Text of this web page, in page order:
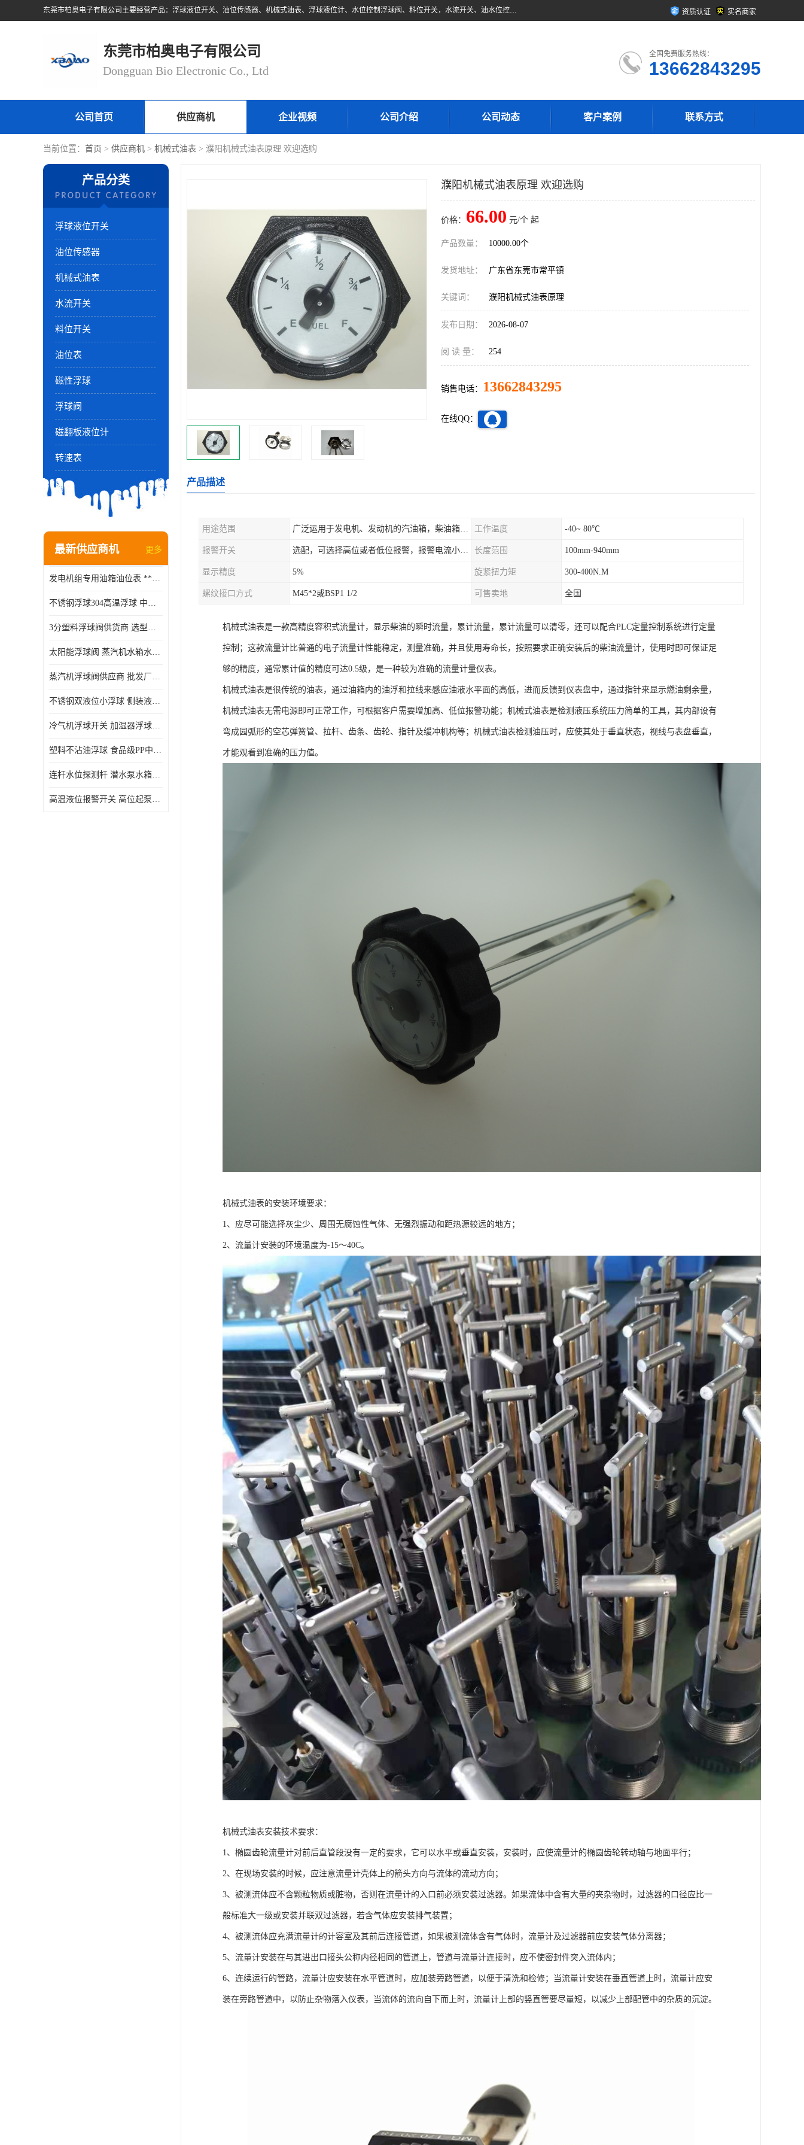
东莞市柏奥电子有限公司主要经营产品：浮球液位开关、油位传感器、机械式油表、浮球液位计、水位控制浮球阀、料位开关，水流开关、油水位控制配套仪表等。柏奥电子，您可信赖的合作伙伴 资质认证 实名商家
东莞市柏奥电子有限公司
Dongguan Bio Electronic Co., Ltd
全国免费服务热线：
13662843295
公司首页 供应商机 企业视频 公司介绍 公司动态 客户案例 联系方式
当前位置： 首页 > 供应商机 > 机械式油表 > 濮阳机械式油表原理 欢迎选购
产品分类
浮球液位开关
油位传感器
机械式油表
水流开关
料位开关
油位表
磁性浮球
浮球阀
磁翻板液位计
转速表
最新供应商机 更多
发电机组专用油箱油位表 **指针式机械式油表
不锈钢浮球304高温浮球 中空磁性浮球 规格齐全
3分塑料浮球阀供货商 选型说明
太阳能浮球阀 蒸汽机水箱水位控制阀 规格齐全
蒸汽机浮球阀供应商 批发厂家 支持定制
不锈钢双液位小浮球 侧装液位开关 金属304/316材质
冷气机浮球开关 加湿器浮球磁环 闪电发货
塑料不沾油浮球 食品级PP中空浮球302514
连杆水位探测杆 潜水泵水箱水位控制器 非标定制
高温液位报警开关 高位起泵低水位停泵 不锈钢浮球开关
濮阳机械式油表原理 欢迎选购
价格： 66.00 元/个 起
产品数量： 10000.00个
发货地址： 广东省东莞市常平镇
关键词： 濮阳机械式油表原理
发布日期： 2026-08-07
阅 读 量： 254
销售电话： 13662843295
在线QQ：
产品描述
用途范围 广泛运用于发电机、发动机的汽油箱，柴油箱，液压站，水箱上 工作温度 -40~ 80℃
报警开关 选配，可选择高位或者低位报警，报警电流小于500mA，报警点可设在9/10和1/10位置 长度范围 100mm-940mm
显示精度 5% 旋紧扭力矩 300-400N.M
螺纹接口方式 M45*2或BSP1 1/2 可售卖地 全国
机械式油表是一款高精度容积式流量计，显示柴油的瞬时流量，累计流量，累计流量可以清零，还可以配合PLC定量控制系统进行定量
控制；这款流量计比普通的电子流量计性能稳定，测量准确，并且使用寿命长，按照要求正确安装后的柴油流量计，使用时即可保证足
够的精度，通常累计值的精度可达0.5级，是一种较为准确的流量计量仪表。
机械式油表是很传统的油表，通过油箱内的油浮和拉线来感应油液水平面的高低，进而反馈到仪表盘中，通过指针来显示燃油剩余量，
机械式油表无需电源即可正常工作，可根据客户需要增加高、低位报警功能；机械式油表是检测液压系统压力简单的工具，其内部设有
弯成园弧形的空芯弹簧管、拉杆、齿条、齿轮、指针及缓冲机构等；机械式油表检测油压时，应使其处于垂直状态，视线与表盘垂直，
才能观看到准确的压力值。
机械式油表的安装环境要求：
1、应尽可能选择灰尘少、周围无腐蚀性气体、无强烈振动和距热源较远的地方；
2、流量计安装的环境温度为-15～40C。
机械式油表安装技术要求：
1、椭圆齿轮流量计对前后直管段没有一定的要求，它可以水平或垂直安装，安装时，应使流量计的椭圆齿轮转动轴与地面平行；
2、在现场安装的时候，应注意流量计壳体上的箭头方向与流体的流动方向；
3、被测流体应不含颗粒物质或脏物，否则在流量计的入口前必须安装过滤器。如果流体中含有大量的夹杂物时，过滤器的口径应比一
般标准大一级或安装并联双过滤器，若含气体应安装排气装置；
4、被测流体应充满流量计的计容室及其前后连接管道，如果被测流体含有气体时，流量计及过滤器前应安装气体分离器；
5、流量计安装在与其进出口接头公称内径相同的管道上，管道与流量计连接时，应不使密封件突入流体内；
6、连续运行的管路，流量计应安装在水平管道时，应加装旁路管道，以便于清洗和检修；当流量计安装在垂直管道上时，流量计应安
装在旁路管道中，以防止杂物落入仪表，当流体的流向自下而上时，流量计上部的竖直管要尽量短，以减少上部配管中的杂质的沉淀。